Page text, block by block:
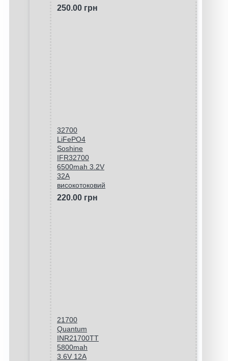
250.00 грн
32700
LiFePO4
Soshine
IFR32700
6500mah 3.2V
32A
високотоковий
220.00 грн
21700
Quantum
INR21700TT
5800mah
3.6V 12A